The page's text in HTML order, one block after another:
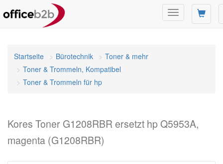
Navigation
umschalten
Startseite Bürotechnik
Toner & mehr
Toner & Trommeln, Kompatibel
Toner & Trommeln für hp
Kores Toner G1208RBR ersetzt hp Q5953A,
magenta (G1208RBR)